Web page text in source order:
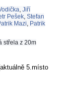
, Jiří
Pešek, Stefan
Mazi, Patrik
střela z 20m
5.místo